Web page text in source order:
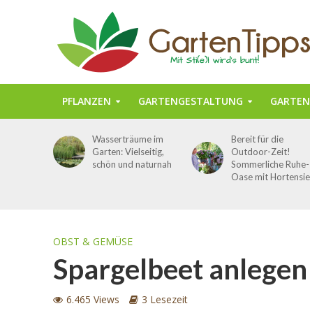
PFLANZEN GARTENGESTALTUNG
Wasserträume im
Garten: Vielseitig,
schön und naturnah
Bereit für die
Outdoor-Zeit!
Sommerliche Ruhe-
Oase mit
OBST & GEMÜSE
Spargelbeet
6.465 Views 3 Lesezeit